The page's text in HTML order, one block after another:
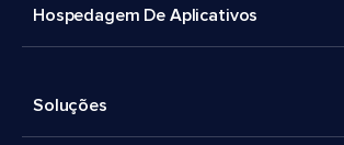
Hospedagem De Aplicativos
Soluções